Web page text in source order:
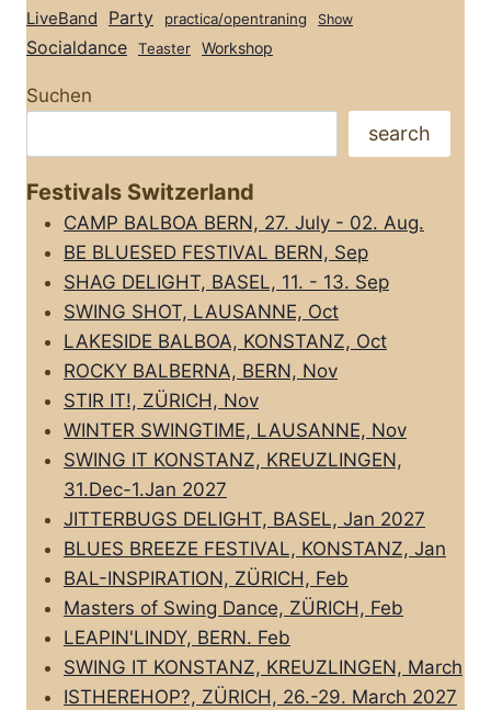
LiveBand Party practica/opentraning Show
Socialdance Teaster Workshop
Suchen
search
Festivals Switzerland
CAMP BALBOA BERN, 27. July - 02. Aug.
BE BLUESED FESTIVAL BERN, Sep
SHAG DELIGHT, BASEL, 11. - 13. Sep
SWING SHOT, LAUSANNE, Oct
LAKESIDE BALBOA, KONSTANZ, Oct
ROCKY BALBERNA, BERN, Nov
STIR IT!, ZÜRICH, Nov
WINTER SWINGTIME, LAUSANNE, Nov
SWING IT KONSTANZ, KREUZLINGEN,
31.Dec-1.Jan 2027
JITTERBUGS DELIGHT, BASEL, Jan 2027
BLUES BREEZE FESTIVAL, KONSTANZ, Jan
BAL-INSPIRATION, ZÜRICH, Feb
Masters of Swing Dance, ZÜRICH, Feb
LEAPIN'LINDY, BERN. Feb
SWING IT KONSTANZ, KREUZLINGEN, March
ISTHEREHOP?, ZÜRICH, 26.-29. March 2027